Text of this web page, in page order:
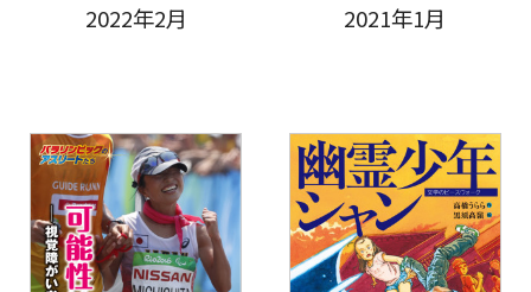
2022年2月 2021年1月